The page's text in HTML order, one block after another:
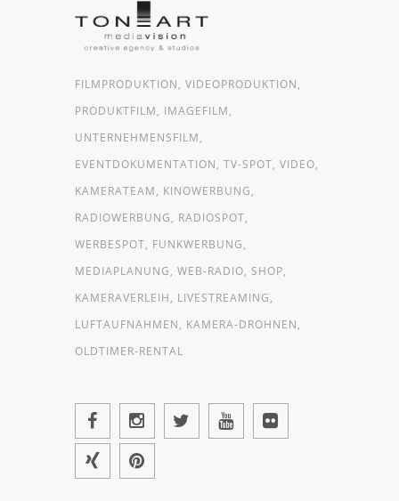
FILMPRODUKTION, VIDEOPRODUKTION,
PRODUKTFILM, IMAGEFILM,
UNTERNEHMENSFILM,
EVENTDOKUMENTATION, TV-SPOT, VIDEO,
KAMERATEAM, KINOWERBUNG,
RADIOWERBUNG, RADIOSPOT,
WERBESPOT, FUNKWERBUNG,
MEDIAPLANUNG, WEB-RADIO, SHOP,
KAMERAVERLEIH, LIVESTREAMING,
LUFTAUFNAHMEN, KAMERA-DROHNEN,
OLDTIMER-RENTAL